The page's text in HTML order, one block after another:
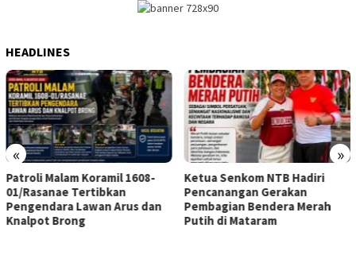
HEADLINES
« »
Ketua Senkom NTB Hadiri
Pencanangan Gerakan
Pembagian Bendera Merah
Putih di Mataram
Kodim 1608/Bima Salurkan
Sembako untuk Santri
Ponpes Nurul Jihad Lewat
Program Jumat Berkah